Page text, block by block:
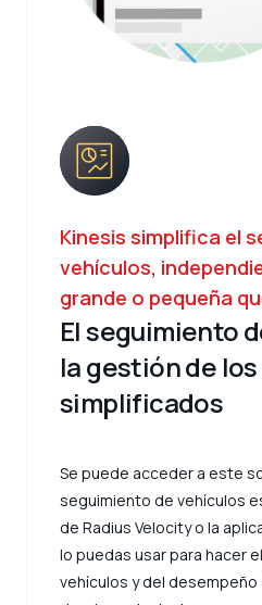
Kinesis simplifica el
vehículos,
grande o pequeña
El seguimiento
la gestión de
simplificados
Se puede acceder a este
seguimiento de vehículos
de Radius Velocity o la
lo puedas usar para hacer
vehículos y del